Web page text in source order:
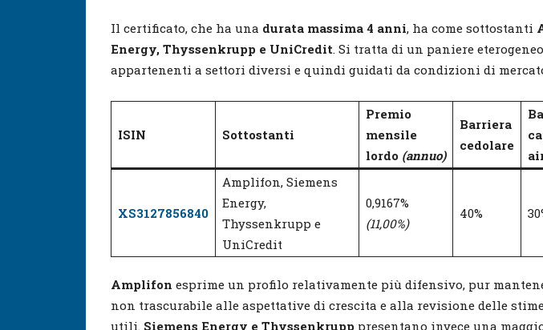
Il certificato, che ha una durata massima 4 anni, ha come sottostanti
Energy, Thyssenkrupp e UniCredit. Si tratta di un paniere
appartenenti a settori diversi e quindi guidati da condizioni di
ISIN Sottostanti
Premio
mensile
lordo (annuo)
Barriera
cedolare
XS3127856840
Amplifon, Siemens
Energy,
Thyssenkrupp e
UniCredit
0,9167%
(11,00%)
40%
Amplifon esprime un profilo relativamente più difensivo, pur
non trascurabile alle aspettative di crescita e alla revisione delle
utili. Siemens Energy e Thyssenkrupp presentano invece una